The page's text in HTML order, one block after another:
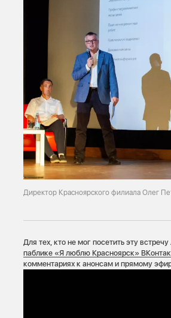
Директор Красноярского филиала Олег
Для тех, кто не мог посетить эту
паблике «Я люблю Красноярск»
комментариях к анонсам и прямому